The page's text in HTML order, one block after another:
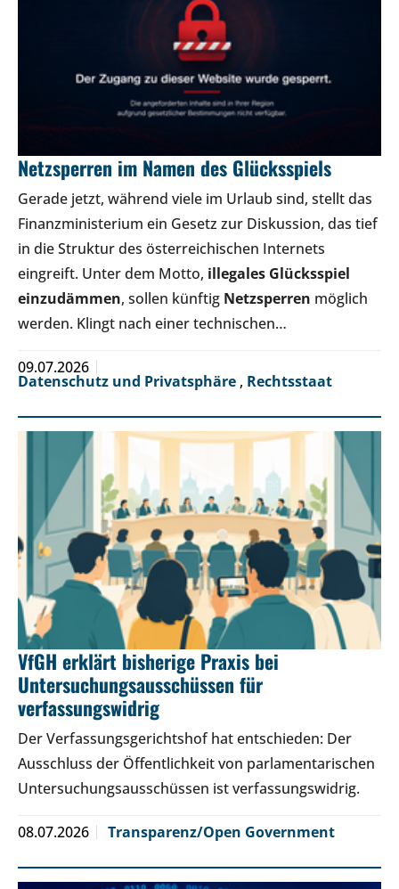
Netzsperren im Namen des Glücksspiels
Gerade jetzt, während viele im Urlaub sind, stellt das
Finanzministerium ein Gesetz zur Diskussion, das tief
in die Struktur des österreichischen Internets
eingreift. Unter dem Motto, illegales Glücksspiel
einzudämmen, sollen künftig Netzsperren möglich
werden. Klingt nach einer technischen…
09.07.2026
Datenschutz und Privatsphäre , Rechtsstaat
VfGH erklärt bisherige Praxis bei
Untersuchungsausschüssen für
verfassungswidrig
Der Verfassungsgerichtshof hat entschieden: Der
Ausschluss der Öffentlichkeit von parlamentarischen
Untersuchungsausschüssen ist verfassungswidrig.
08.07.2026 Transparenz/Open Government